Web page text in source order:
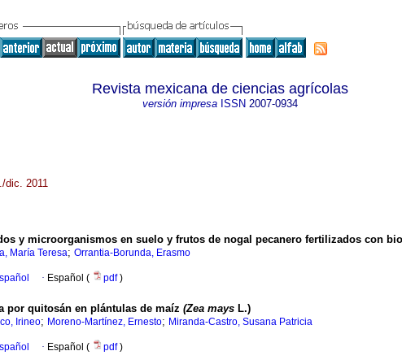
Revista mexicana de ciencias agrícolas
versión impresaISSN 2007-0934
dic. 2011
y microorganismos en suelo y frutos de nogal pecanero fertilizados con
María Teresa; Orrantia-Borunda, Erasmo
· Español ( pdf)
por quitosán en plántulas de maíz (Zea mays L.)
Irineo; Moreno-Martínez, Ernesto; Miranda-Castro, Susana Patricia
· Español ( pdf)